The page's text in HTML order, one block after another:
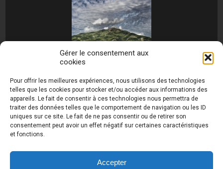
Gérer le consentement aux
cookies
Pour offrir les meilleures expériences, nous utilisons des technologies
telles que les cookies pour stocker et/ou accéder aux informations des
appareils. Le fait de consentir à ces technologies nous permettra de
traiter des données telles que le comportement de navigation ou les ID
uniques sur ce site. Le fait de ne pas consentir ou de retirer son
consentement peut avoir un effet négatif sur certaines caractéristiques
et fonctions.
Accepter
raynaud.com ©
Toutes les photos de ce site sont